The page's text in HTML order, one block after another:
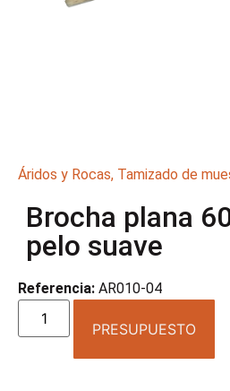
Áridos y Rocas, Tamizado de
Brocha plana
pelo suave
Referencia: AR010-04
PRESUPUESTO